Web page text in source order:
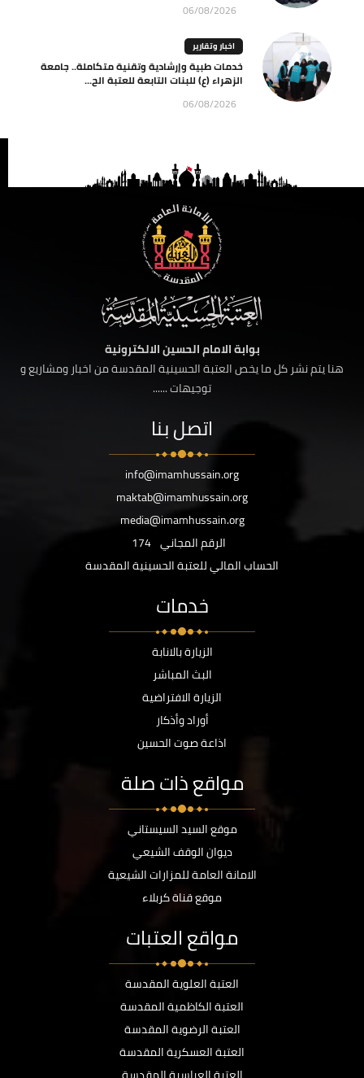
06/08/2026
اخبار وتقارير
خدمات طبية وإرشادية وتقنية متكاملة.. جامعة
الزهراء (ع) للبنات التابعة للعتبة الح...
06/08/2026
بوابة الامام الحسين الالكترونية
هنا يتم نشر كل ما يخص العتبة الحسينية المقدسة من اخبار ومشاريع و
توجيهات ......
اتصل بنا
info@imamhussain.org
maktab@imamhussain.org
media@imamhussain.org
الرقم المجاني 174
الحساب المالي للعتبة الحسينية المقدسة
خدمات
الزيارة بالانابة
البث المباشر
الزيارة الافتراضية
أوراد وأذكار
اذاعة صوت الحسين
مواقع ذات صلة
موقع السيد السيستاني
ديوان الوقف الشيعي
الامانة العامة للمزارات الشيعية
موقع قناة كربلاء
مواقع العتبات
العتبة العلوية المقدسة
العتبة الكاظمية المقدسة
العتبة الرضوية المقدسة
العتبة العسكرية المقدسة